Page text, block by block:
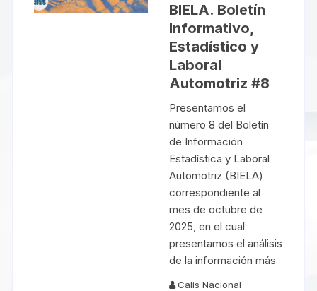
BIELA. Boletín
Informativo,
Estadístico y
Laboral
Automotriz #8
Presentamos el
número 8 del Boletín
de Información
Estadística y Laboral
Automotriz (BIELA)
correspondiente al
mes de octubre de
2025, en el cual
presentamos el análisis
de la información más
Calis Nacional